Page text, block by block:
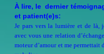
À lire, le dernier
et patient(e)s:
Je pars vers la lumière et de là,
avec vous une relation
moteur d’amour et me permettait